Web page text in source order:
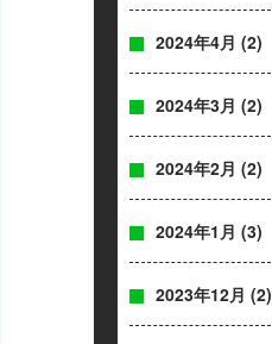
2024年4月 (2)
2024年3月 (2)
2024年2月 (2)
2024年1月 (3)
2023年12月 (2)